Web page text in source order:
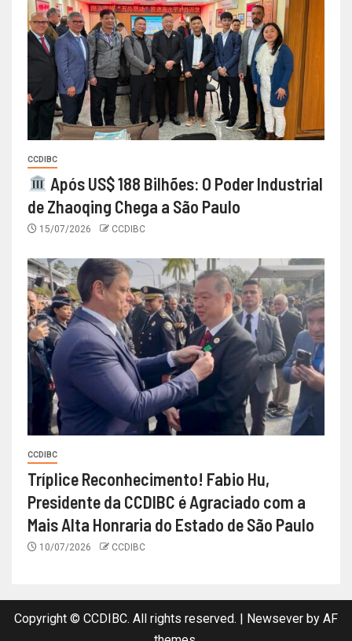
CCDIBC
Após US$ 188 Bilhões: O Poder Industrial
de Zhaoqing Chega a São Paulo
15/07/2026 CCDIBC
CCDIBC
Tríplice Reconhecimento! Fabio Hu,
Presidente da CCDIBC é Agraciado com a
Mais Alta Honraria do Estado de São Paulo
10/07/2026 CCDIBC
Copyright © CCDIBC. All rights reserved. | Newsever by AF